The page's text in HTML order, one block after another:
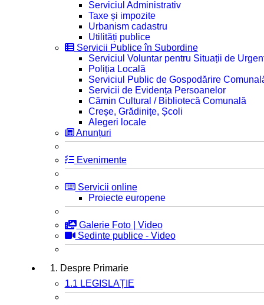
Serviciul Administrativ
Taxe și impozite
Urbanism cadastru
Utilități publice
Servicii Publice în Subordine
Serviciul Voluntar pentru Situații de
Poliția Locală
Serviciul Public de Gospodărire
Servicii de Evidența Persoanelor
Cămin Cultural / Bibliotecă Comunală
Creșe, Grădinițe, Școli
Alegeri locale
Anunțuri
Evenimente
Servicii online
Proiecte europene
Galerie Foto | Video
Sedinte publice - Video
1. Despre Primarie
1.1 LEGISLAȚIE